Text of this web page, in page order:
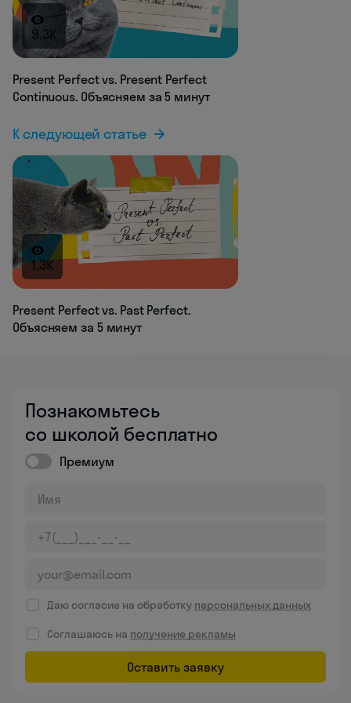
9.3K
Present Perfect vs. Present Perfect
Continuous. Объясняем за 5 минут
К следующей статье
1.3K
Present Perfect vs. Past Perfect.
Объясняем за 5 минут
Познакомьтесь
со школой бесплатно
Премиум
Даю согласие на обработку персональных данных
Соглашаюсь на получение рекламы
Оставить заявку